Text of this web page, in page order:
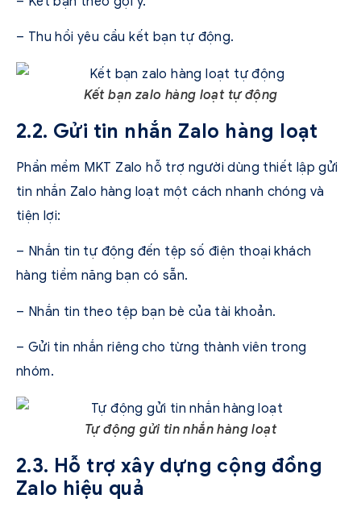
– Thu hồi yêu cầu kết bạn tự động.
Kết bạn zalo hàng loạt tự động
2.2. Gửi tin nhắn Zalo hàng loạt
Phần mềm MKT Zalo hỗ trợ người dùng thiết lập gửi
tin nhắn Zalo hàng loạt một cách nhanh chóng và
tiện lợi:
– Nhắn tin tự động đến tệp số điện thoại khách
hàng tiềm năng bạn có sẵn.
– Nhắn tin theo tệp bạn bè của tài khoản.
– Gửi tin nhắn riêng cho từng thành viên trong
nhóm.
Tự động gửi tin nhắn hàng loạt
2.3. Hỗ trợ xây dựng cộng đồng
Zalo hiệu quả